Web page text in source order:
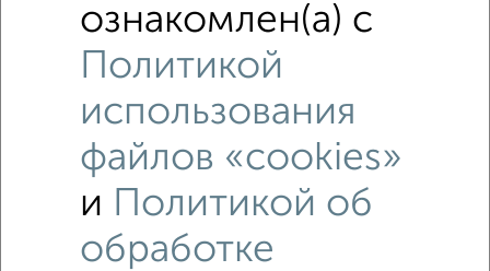
ознакомлен(а) с
Политикой
использования
файлов «cookies»
и
Политикой об
обработке